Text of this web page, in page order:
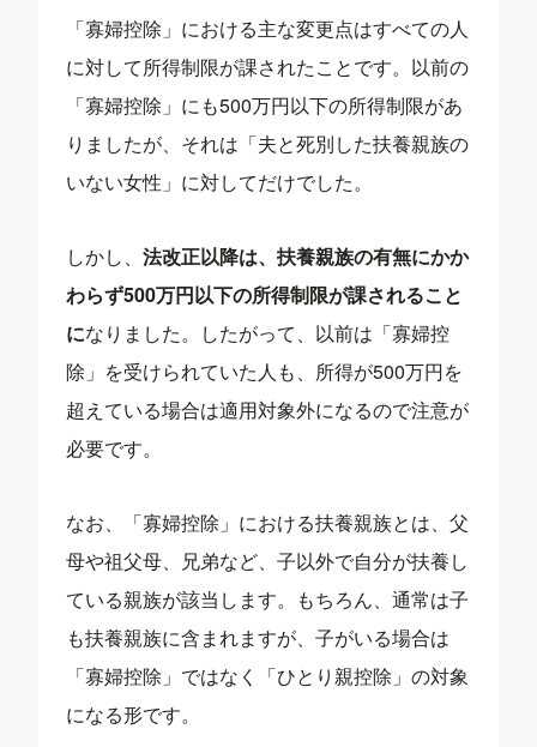
「寡婦控除」における主な変更点はすべての人
に対して所得制限が課されたことです。以前の
「寡婦控除」にも500万円以下の所得制限があ
りましたが、それは「夫と死別した扶養親族の
いない女性」に対してだけでした。
しかし、法改正以降は、扶養親族の有無にかか
わらず500万円以下の所得制限が課されること
になりました。したがって、以前は「寡婦控
除」を受けられていた人も、所得が500万円を
超えている場合は適用対象外になるので注意が
必要です。
なお、「寡婦控除」における扶養親族とは、父
母や祖父母、兄弟など、子以外で自分が扶養し
ている親族が該当します。もちろん、通常は子
も扶養親族に含まれますが、子がいる場合は
「寡婦控除」ではなく「ひとり親控除」の対象
になる形です。